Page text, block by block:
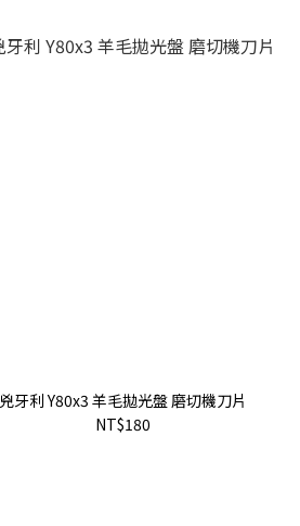
兇牙利 Y80x3 羊毛拋光盤 磨切機刀片
NT$180